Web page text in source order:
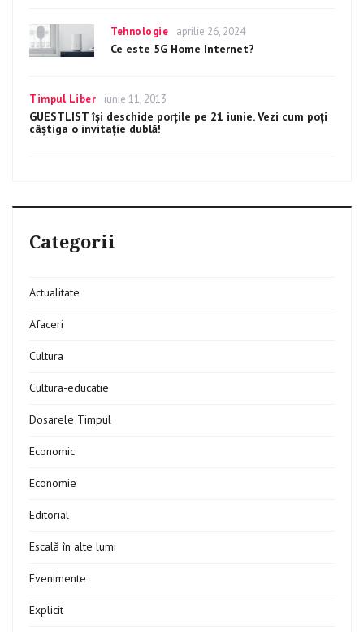
o
faci
Categories
Tehnologie
Posted
on
aprilie 26, 2024
Ce este 5G Home Internet?
Categories
Timpul Liber
Posted
on
iunie 11, 2013
GUESTLIST îşi deschide porţile pe 21 iunie. Vezi cum poţi
câştiga o invitaţie dublă!
Categorii
Actualitate
Afaceri
Cultura
Cultura-educatie
Dosarele Timpul
Economic
Economie
Editorial
Escală în alte lumi
Evenimente
Explicit